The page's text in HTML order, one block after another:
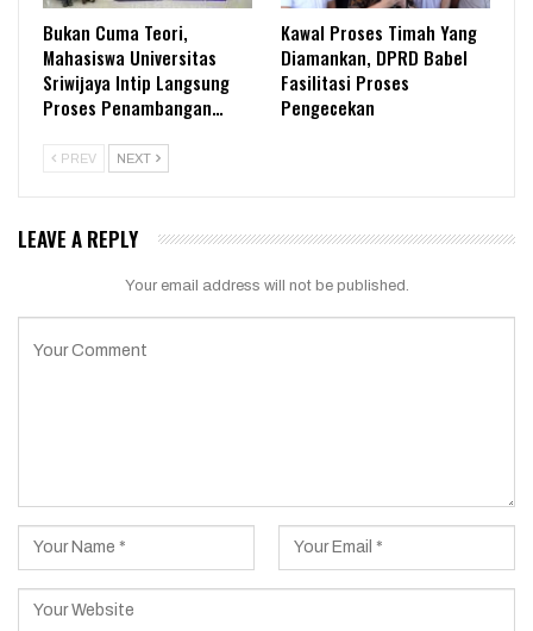
Bukan Cuma Teori,
Mahasiswa Universitas
Sriwijaya Intip Langsung
Proses Penambangan…
Kawal Proses Timah Yang
Diamankan, DPRD Babel
Fasilitasi Proses
Pengecekan
PREV NEXT
LEAVE A REPLY
Your email address will not be published.